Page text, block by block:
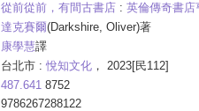
從前從前，有間古書店 : 英倫傳奇書
達克賽爾(Darkshire, Oliver)著
康學慧譯
台北市 : 悅知文化 ， 2023[民112]
487.641 8752
9786267288122